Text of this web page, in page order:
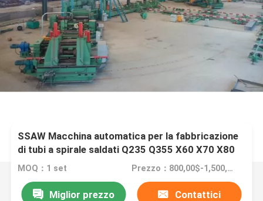
SSAW Macchina automatica per la fabbricazione
di tubi a spirale saldati Q235 Q355 X60 X70 X80
MOQ：1 set Prezzo：800,00$-1,500,000$
Miglior prezzo Contattici